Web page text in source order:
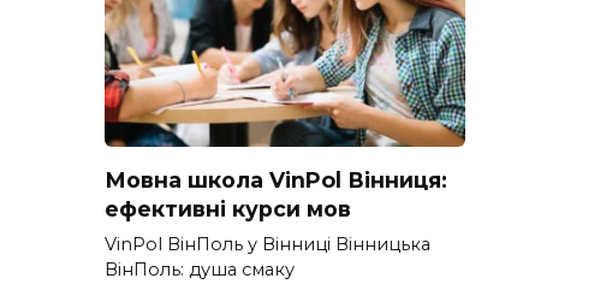
Мовна школа VinPol Вінниця:
ефективні курси мов
VinPol ВінПоль у Вінниці Вінницька
ВінПоль: душа смаку